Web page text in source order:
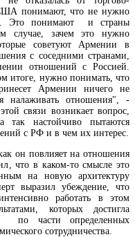
в I полугодии 2026г с 6,3% до
понимают, что не нужно
Это понимают и страны
случае, зачем это нужно
советуют Армении в
с соседними странами,
отношений с Россией.
итоге, нужно понимать, что
Армении ничего не
налаживать отношения", -
связи возникает вопрос,
так настойчиво пытаются
с РФ и в чем их интерес.
он повлияет на отношения
что в каком-то смысле это
на новую архитектуру
выразил убеждение, что
работать в этом
которых достигла
по части определенных
сотрудничества.